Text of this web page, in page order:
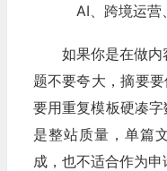
AI、跨境运营
如果你是在做
题不要夸大，摘要
要用重复模板硬凑
是整站质量，单篇
成，也不适合作为申